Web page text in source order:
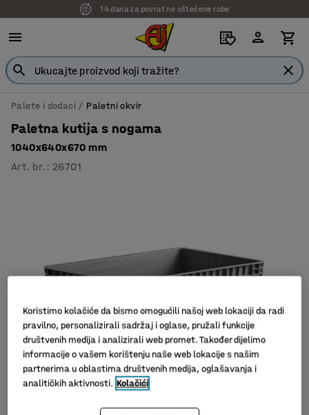
14 dana za povrat ne oštećene robe
Palete i dodaci Paletni okvir
Paletna kutija s nogama
1040x640x670 mm
Art. br. : 26701
Koristimo kolačiće da bismo omogućili našoj web lokaciji da radi
pravilno, personalizirali sadržaj i oglase, pružali funkcije
društvenih medija i analizirali web promet. Također dijelimo
informacije o vašem korištenju naše web lokacije s našim
partnerima u oblastima društvenih medija, oglašavanja i
analitičkih aktivnosti. Kolačići